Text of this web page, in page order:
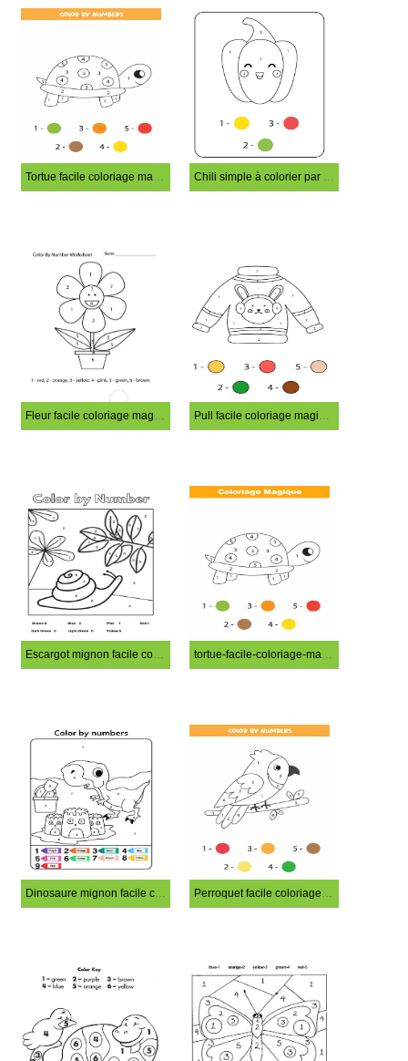
Tortue facile coloriage magique Chili simple à colorier par numéro
Fleur facile coloriage magique Pull facile coloriage magique
Escargot mignon facile coloriage magique tortue-facile-coloriage-magique
Dinosaure mignon facile coloriage magique Perroquet facile coloriage magique